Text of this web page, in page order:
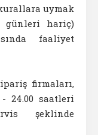
uymak
günleri hariç)
faaliyet
firmaları,
24.00 saatleri
şeklinde